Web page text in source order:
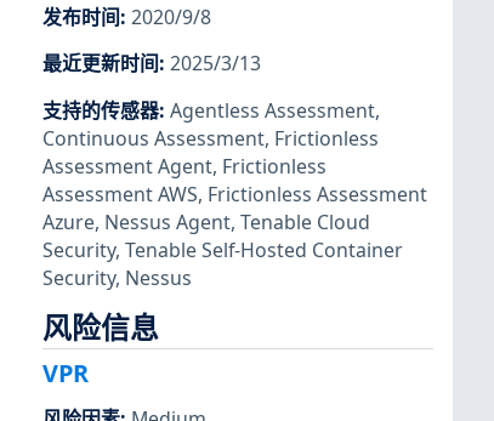
发布时间: 2020/9/8
最近更新时间: 2025/3/13
支持的传感器: Agentless Assessment,
Continuous Assessment, Frictionless
Assessment Agent, Frictionless
Assessment AWS, Frictionless Assessment
Azure, Nessus Agent, Tenable Cloud
Security, Tenable Self-Hosted Container
Security, Nessus
风险信息
VPR